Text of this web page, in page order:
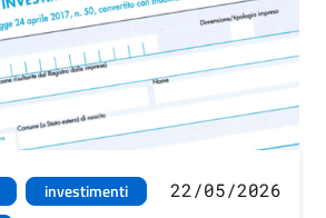
investimenti
22/05/2026